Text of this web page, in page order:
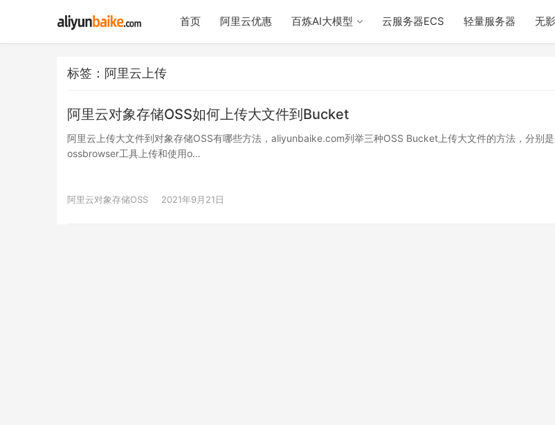
首页 阿里云优惠 百炼AI大模型 云服务器ECS 轻量服务器 无
标签：阿里云上传
阿里云对象存储OSS如何上传大文件到Bucket
阿里云上传大文件到对象存储OSS有哪些方法，aliyunbaike.com列举三种OSS Bucket上传大文件的方法，分别
ossbrowser工具上传和使用o…
阿里云对象存储OSS 2021年9月21日